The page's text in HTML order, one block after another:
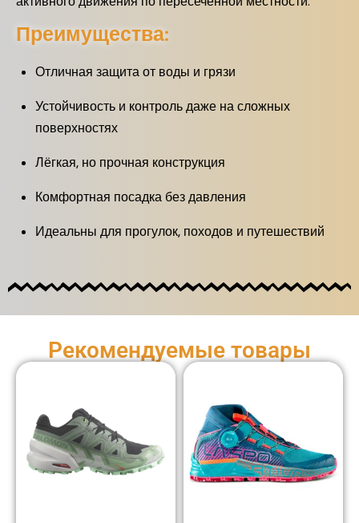
Преимущества:
Отличная защита от воды и грязи
Устойчивость и контроль даже на сложных
поверхностях
Лёгкая, но прочная конструкция
Комфортная посадка без давления
Идеальны для прогулок, походов и путешествий
Рекомендуемые товары